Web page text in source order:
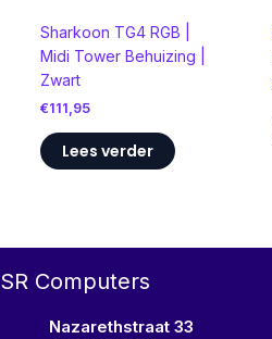
Sharkoon TG4 RGB |
Midi Tower Behuizing |
Zwart
€111,95
Lees verder
SR Computers
Nazarethstraat 33